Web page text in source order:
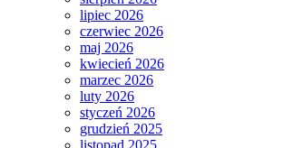
lipiec 2026
czerwiec 2026
maj 2026
kwiecień 2026
marzec 2026
luty 2026
styczeń 2026
grudzień 2025
listopad 2025